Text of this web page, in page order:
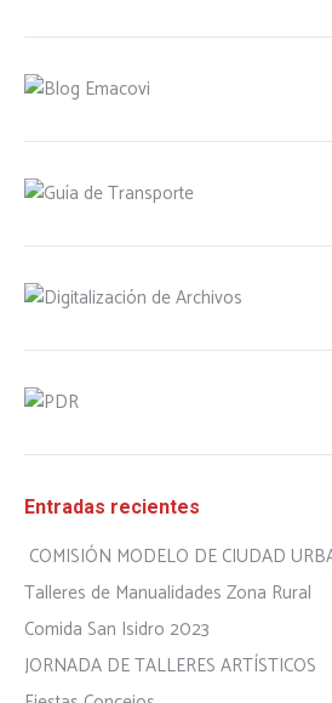
Entradas recientes
COMISIÓN MODELO DE CIUDAD
Talleres de Manualidades Zona Rural
Comida San Isidro 2023
JORNADA DE TALLERES ARTÍSTICOS